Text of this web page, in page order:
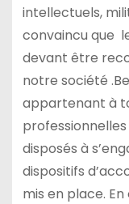
intellectuels,
convaincu que
devant être
notre société
appartenant à
disposés à
dispositifs
mis en place.